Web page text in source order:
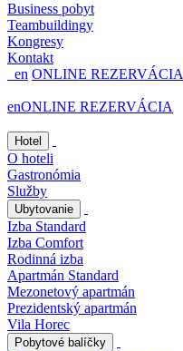
Business pobyt
Teambuildingy
Kongresy
Kontakt
en ONLINE REZERVÁCIA
enONLINE REZERVÁCIA
Hotel
O hoteli
Gastronómia
Služby
Ubytovanie
Izba Standard
Izba Comfort
Rodinná izba
Apartmán Standard
Mezonetový apartmán
Prezidentský apartmán
Vila Horec
Pobytové balíčky